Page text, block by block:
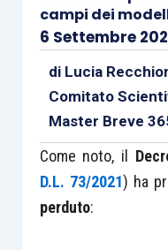
campi dei
6 Settembre
di Lucia
Comitato
Master Breve
Come noto, il
D.L. 73/2021) ha
perduto: